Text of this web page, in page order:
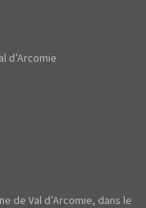
d’Arcomie
de Val d’Arcomie, dans le